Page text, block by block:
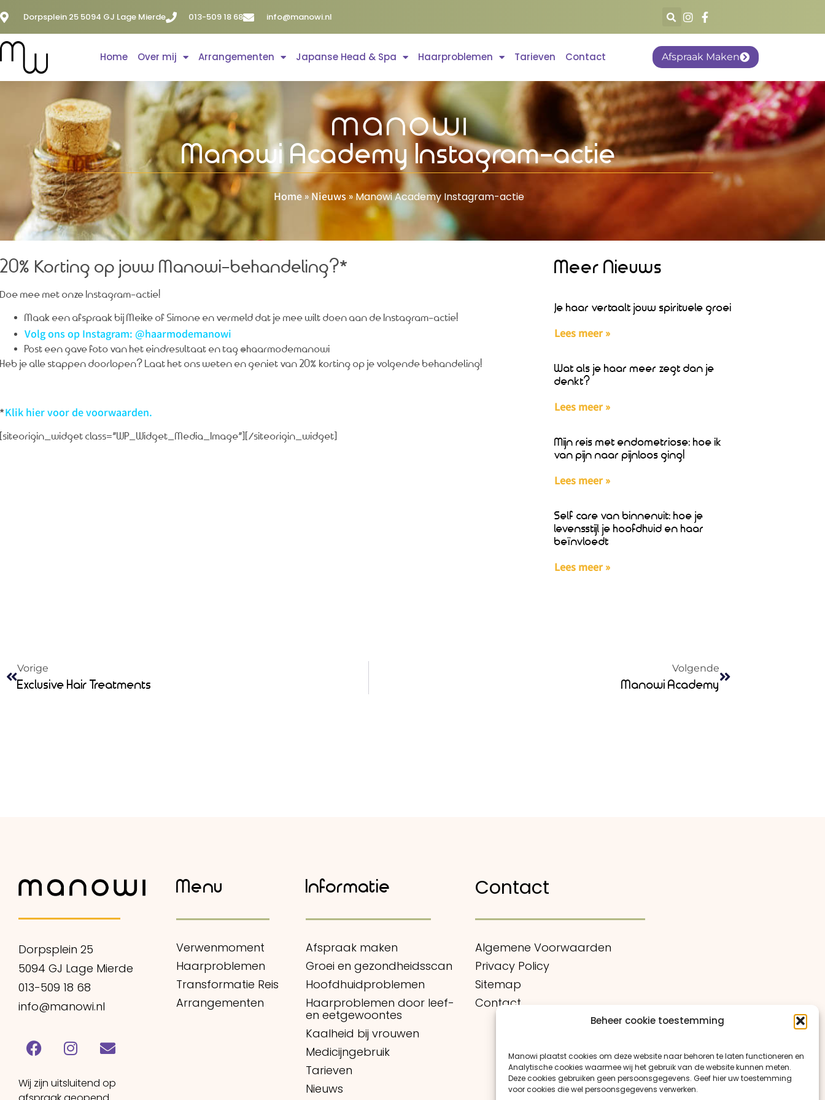
Beheer cookie toestemming
Manowi plaatst cookies om deze website naar behoren te laten functioneren en
Analytische cookies waarmee wij het gebruik van de website kunnen meten.
Deze cookies gebruiken geen persoonsgegevens. Geef hier uw toestemming
voor cookies die wel persoonsgegevens verwerken.
Dorpsplein 25 5094 GJ Lage Mierde 013-509 18 68 info@manowi.nl
Home Over mij Arrangementen Japanse Head & Spa Haarproblemen Tarieven Contact Afspraak Maken
Manowi Academy Instagram-actie
Home»Nieuws»Manowi Academy Instagram-actie
20% Korting op jouw Manowi-behandeling?*
Doe mee met onze Instagram-actie!
Maak een afspraak bij Meike of Simone en vermeld dat je mee wilt doen aan de Instagram-actie!
Volg ons op Instagram: @haarmodemanowi
Post een gave foto van het eindresultaat en tag @haarmodemanowi
Heb je alle stappen doorlopen? Laat het ons weten en geniet van 20% korting op je volgende behandeling!
*Klik hier voor de voorwaarden.
[siteorigin_widget class=”WP_Widget_Media_Image”][/siteorigin_widget]
Meer Nieuws
Je haar vertaalt jouw spirituele groei
Lees meer »
Wat als je haar meer zegt dan je
denkt?
Lees meer »
Mijn reis met endometriose: hoe ik
van pijn naar pijnloos ging!
Lees meer »
Self care van binnenuit: hoe je
levensstijl je hoofdhuid en haar
beïnvloedt
Lees meer »
Vorige
Exclusive Hair Treatments
Volgende
Manowi Academy
Dorpsplein 25
5094 GJ Lage Mierde
013-509 18 68
info@manowi.nl
Wij zijn uitsluitend op
Menu
Verwenmoment
Haarproblemen
Transformatie Reis
Arrangementen
Informatie
Afspraak maken
Groei en gezondheidsscan
Hoofdhuidproblemen
Haarproblemen door leef-
en eetgewoontes
Kaalheid bij vrouwen
Medicijngebruik
Tarieven
Nieuws
Contact
Algemene Voorwaarden
Privacy Policy
Sitemap
Contact